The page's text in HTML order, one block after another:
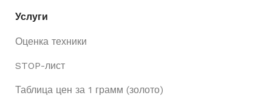
Услуги
Оценка техники
STOP-лист
Таблица цен за 1 грамм (золото)